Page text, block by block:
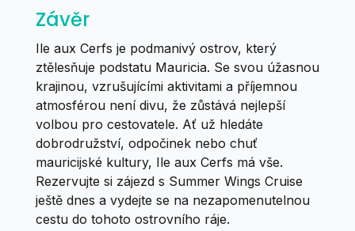
Závěr
Ile aux Cerfs je podmanivý ostrov, který
ztělesňuje podstatu Mauricia. Se svou úžasnou
krajinou, vzrušujícími aktivitami a příjemnou
atmosférou není divu, že zůstává nejlepší
volbou pro cestovatele. Ať už hledáte
dobrodružství, odpočinek nebo chuť
mauricijské kultury, Ile aux Cerfs má vše.
Rezervujte si zájezd s Summer Wings Cruise
ještě dnes a vydejte se na nezapomenutelnou
cestu do tohoto ostrovního ráje.